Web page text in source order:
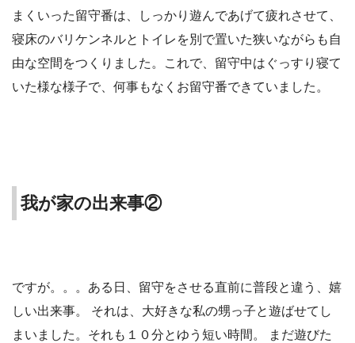
まくいった留守番は、しっかり遊んであげて疲れさせて、
寝床のバリケンネルとトイレを別で置いた狭いながらも自
由な空間をつくりました。これで、留守中はぐっすり寝て
いた様な様子で、何事もなくお留守番できていました。
我が家の出来事②
ですが。。。ある日、留守をさせる直前に普段と違う、嬉
しい出来事。 それは、大好きな私の甥っ子と遊ばせてし
まいました。それも１０分とゆう短い時間。 まだ遊びた